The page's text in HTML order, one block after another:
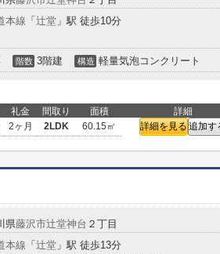
本線 「 辻堂 」駅 徒歩10分
階数 3階建 構造 軽量気泡コンクリート
礼金 間取り 面積 詳細
2ヶ月 2LDK 60.15㎡ 詳細を見る 追加す
県藤沢市辻堂神台 ２丁目
本線 「 辻堂 」駅 徒歩13分